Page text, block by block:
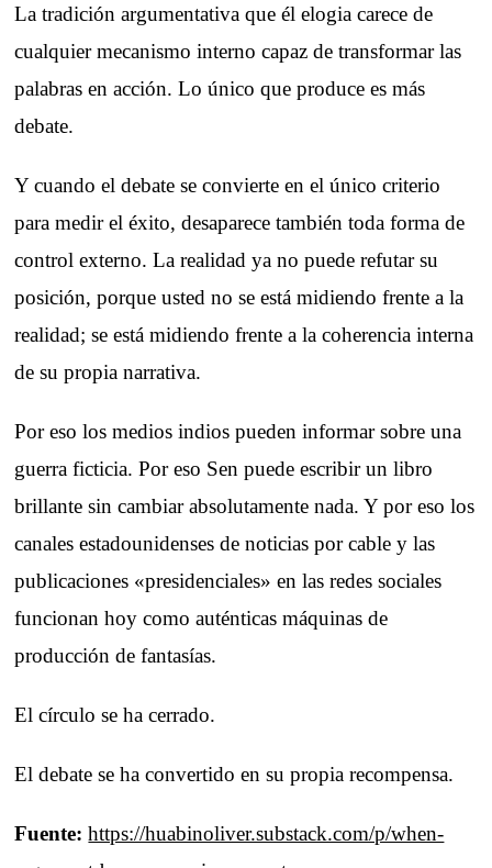
La tradición argumentativa que él elogia carece de
cualquier mecanismo interno capaz de transformar las
palabras en acción. Lo único que produce es más
debate.
Y cuando el debate se convierte en el único criterio
para medir el éxito, desaparece también toda forma de
control externo. La realidad ya no puede refutar su
posición, porque usted no se está midiendo frente a la
realidad; se está midiendo frente a la coherencia interna
de su propia narrativa.
Por eso los medios indios pueden informar sobre una
guerra ficticia. Por eso Sen puede escribir un libro
brillante sin cambiar absolutamente nada. Y por eso los
canales estadounidenses de noticias por cable y las
publicaciones «presidenciales» en las redes sociales
funcionan hoy como auténticas máquinas de
producción de fantasías.
El círculo se ha cerrado.
El debate se ha convertido en su propia recompensa.
Fuente:https://huabinoliver.substack.com/p/when-